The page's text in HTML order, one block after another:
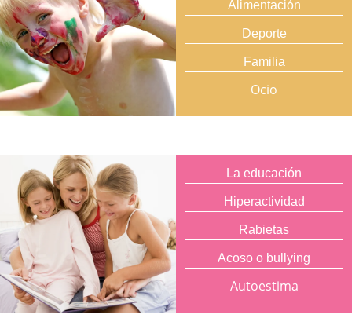
Alimentación
Deporte
Familia
Ocio
La educación
Hiperactividad
Rabietas
Acoso o bullying
Autoestima